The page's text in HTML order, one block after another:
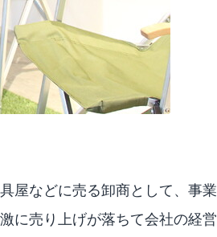
屋などに売る卸商として、事業
に売り上げが落ちて会社の経営